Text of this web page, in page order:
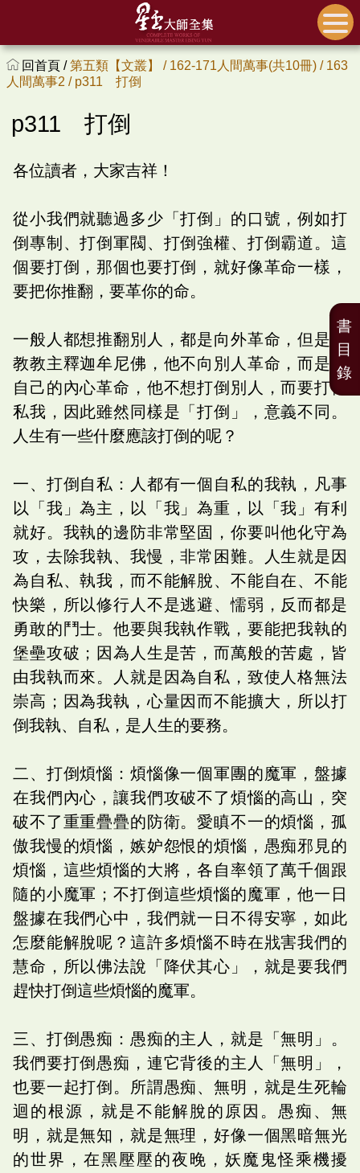
回首頁 /第五類【文叢】 / 162-171人間萬事(共10冊) / 163
人間萬事2 / p311 打倒
p311 打倒
各位讀者，大家吉祥！
從小我們就聽過多少「打倒」的口號，例如打
倒專制、打倒軍閥、打倒強權、打倒霸道。這
個要打倒，那個也要打倒，就好像革命一樣，
要把你推翻，要革你的命。
一般人都想推翻別人，都是向外革命，但是佛
教教主釋迦牟尼佛，他不向別人革命，而是向
自己的內心革命，他不想打倒別人，而要打倒
私我，因此雖然同樣是「打倒」，意義不同。
人生有一些什麼應該打倒的呢？
一、打倒自私：人都有一個自私的我執，凡事
以「我」為主，以「我」為重，以「我」有利
就好。我執的邊防非常堅固，你要叫他化守為
攻，去除我執、我慢，非常困難。人生就是因
為自私、執我，而不能解脫、不能自在、不能
快樂，所以修行人不是逃避、懦弱，反而都是
勇敢的鬥士。他要與我執作戰，要能把我執的
堡壘攻破；因為人生是苦，而萬般的苦處，皆
由我執而來。人就是因為自私，致使人格無法
崇高；因為我執，心量因而不能擴大，所以打
倒我執、自私，是人生的要務。
二、打倒煩惱：煩惱像一個軍團的魔軍，盤據
在我們內心，讓我們攻破不了煩惱的高山，突
破不了重重疊疊的防衛。愛瞋不一的煩惱，孤
傲我慢的煩惱，嫉妒怨恨的煩惱，愚痴邪見的
煩惱，這些煩惱的大將，各自率領了萬千個跟
隨的小魔軍；不打倒這些煩惱的魔軍，他一日
盤據在我們心中，我們就一日不得安寧，如此
怎麼能解脫呢？這許多煩惱不時在戕害我們的
慧命，所以佛法說「降伏其心」，就是要我們
趕快打倒這些煩惱的魔軍。
三、打倒愚痴：愚痴的主人，就是「無明」。
我們要打倒愚痴，連它背後的主人「無明」，
也要一起打倒。所謂愚痴、無明，就是生死輪
迴的根源，就是不能解脫的原因。愚痴、無
明，就是無知，就是無理，好像一個黑暗無光
的世界，在黑壓壓的夜晚，妖魔鬼怪乘機擾
書
目
錄